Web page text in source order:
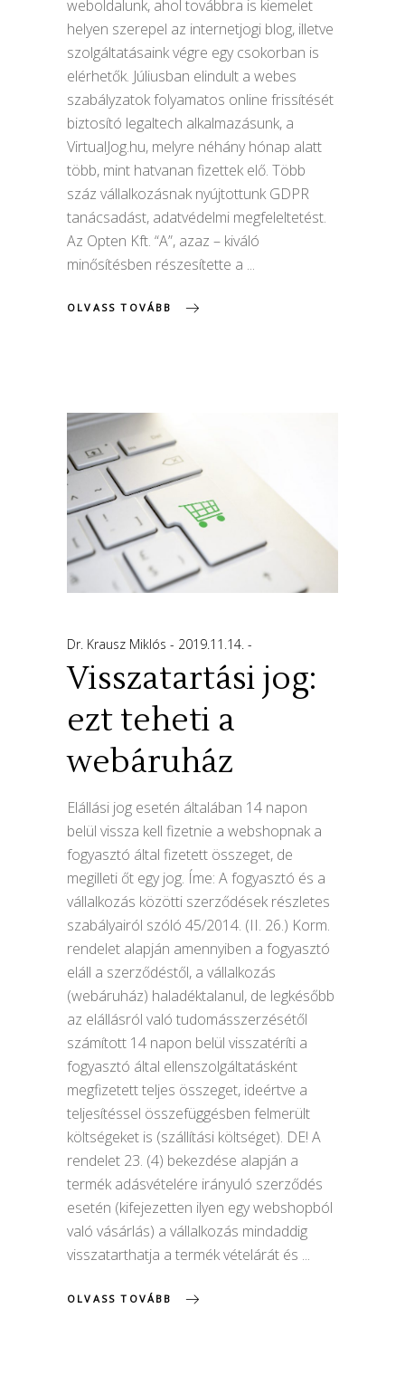
weboldalunk, ahol továbbra is kiemelet
helyen szerepel az internetjogi blog, illetve
szolgáltatásaink végre egy csokorban is
elérhetők. Júliusban elindult a webes
szabályzatok folyamatos online frissítését
biztosító legaltech alkalmazásunk, a
VirtualJog.hu, melyre néhány hónap alatt
több, mint hatvanan fizettek elő. Több
száz vállalkozásnak nyújtottunk GDPR
tanácsadást, adatvédelmi megfeleltetést.
Az Opten Kft. “A”, azaz – kiváló
minősítésben részesítette a
OLVASS TOVÁBB
Dr. Krausz Miklós 2019.11.14.
Visszatartási jog:
ezt teheti a
webáruház
Elállási jog esetén általában 14 napon
belül vissza kell fizetnie a webshopnak a
fogyasztó által fizetett összeget, de
megilleti őt egy jog. Íme: A fogyasztó és a
vállalkozás közötti szerződések részletes
szabályairól szóló 45/2014. (II. 26.) Korm.
rendelet alapján amennyiben a fogyasztó
eláll a szerződéstől, a vállalkozás
(webáruház) haladéktalanul, de legkésőbb
az elállásról való tudomásszerzésétől
számított 14 napon belül visszatéríti a
fogyasztó által ellenszolgáltatásként
megfizetett teljes összeget, ideértve a
teljesítéssel összefüggésben felmerült
költségeket is (szállítási költséget). DE! A
rendelet 23. (4) bekezdése alapján a
termék adásvételére irányuló szerződés
esetén (kifejezetten ilyen egy webshopból
való vásárlás) a vállalkozás mindaddig
visszatarthatja a termék vételárát és
OLVASS TOVÁBB